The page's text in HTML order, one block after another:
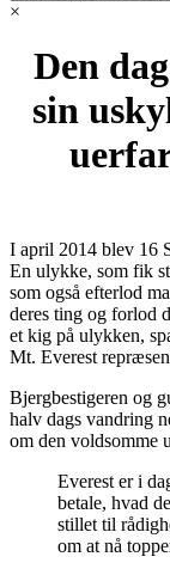
×
Den
sin
I april 2014 blev 16
En ulykke, som fik
som også efterlod
deres ting og forlod
et kig på ulykken,
Mt. Everest
Bjergbestigeren og
halv dags vandring
om den voldsomme
Everest er i
betale, hvad
stillet til
om at nå